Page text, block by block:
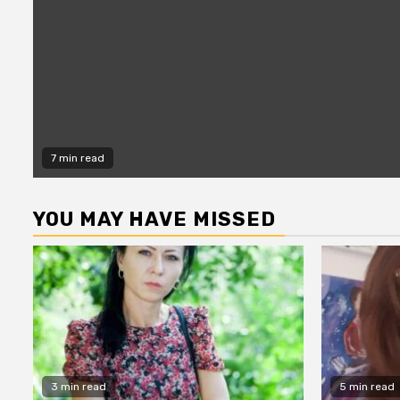
7 min read
YOU MAY HAVE MISSED
3 min read 5 min read